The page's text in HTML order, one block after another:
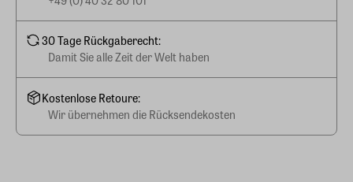
30 Tage Rückgaberecht:
Damit Sie alle Zeit der Welt haben
Kostenlose Retoure:
Wir übernehmen die Rücksendekosten